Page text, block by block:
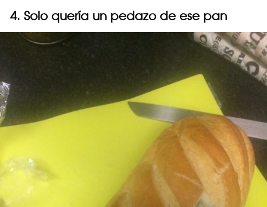
4. Solo quería un pedazo de ese pan